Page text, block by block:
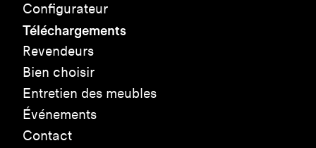
Configurateur
Téléchargements
Revendeurs
Bien choisir
Entretien des meubles
Événements
Contact